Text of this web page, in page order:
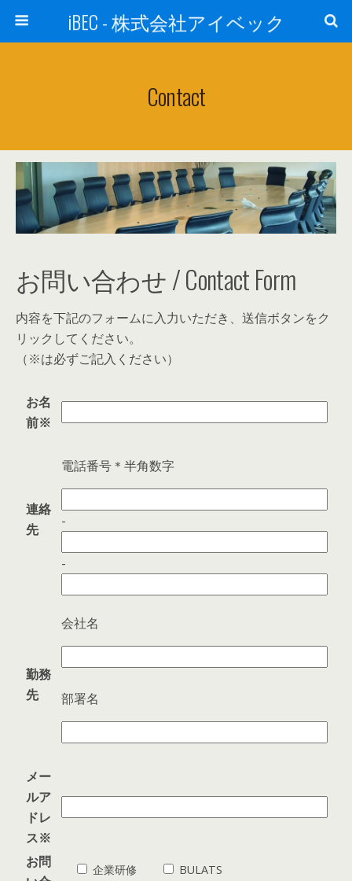
iBEC - 株式会社アイベック
Contact
お問い合わせ / Contact Form
内容を下記のフォームに入力いただき、送信ボタンをク
リックしてください。
（※は必ずご記入ください）
お名
前※
連絡
先
電話番号 ＊半角数字
-
-
勤務
先
会社名
部署名
メー
ルア
ドレ
ス※
お問
企業研修
BULATS